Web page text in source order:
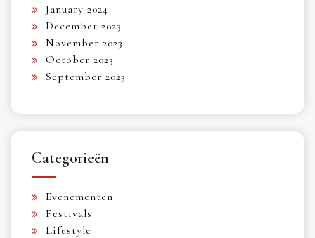
January 2024
December 2023
November 2023
October 2023
September 2023
Categorieën
Evenementen
Festivals
Lifestyle